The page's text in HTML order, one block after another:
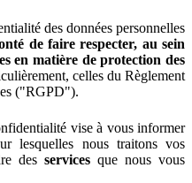
des données personnelles
de faire respecter, au sein
en matière de protection des
celles du Règlement
("RGPD").
vise à vous informer
lesquelles nous traitons vos
des services que nous vous